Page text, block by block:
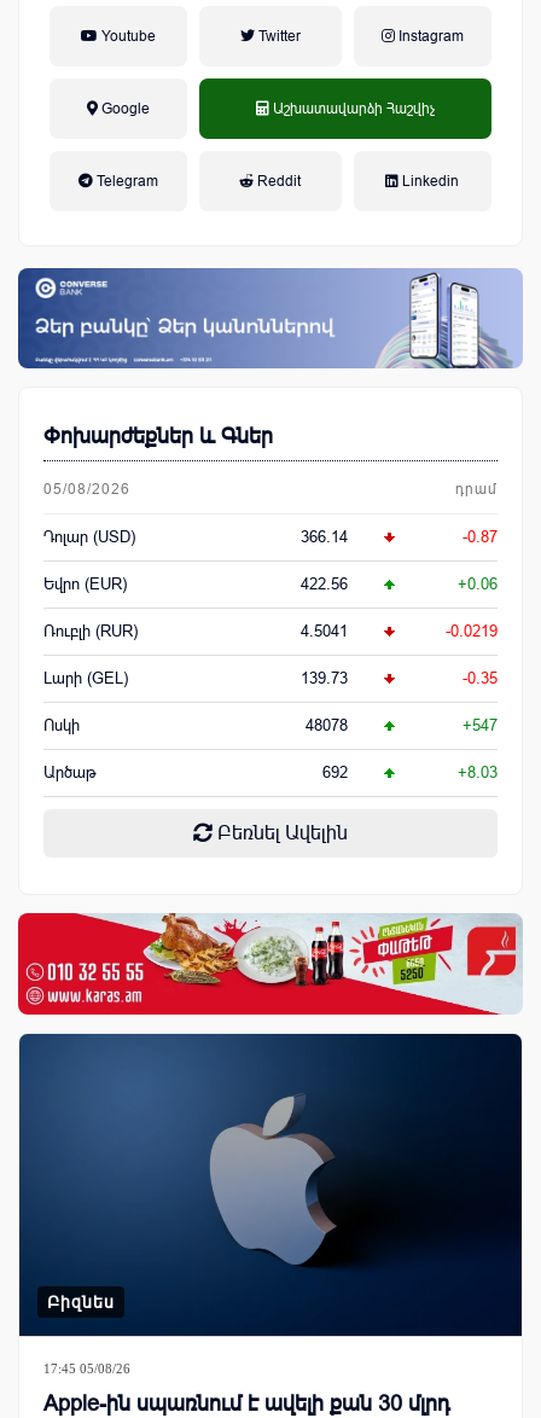
Youtube Twitter Instagram
Google Աշխատավարձի Հաշվիչ
Telegram Reddit Linkedin
Փոխարժեքներ և Գներ
05/08/2026 դրամ
Դոլար (USD) 366.14 -0.87
Եվրո (EUR) 422.56 +0.06
Ռուբլի (RUR) 4.5041 -0.0219
Լարի (GEL) 139.73 -0.35
Ոսկի 48078 +547
Արծաթ 692 +8.03
Բեռնել Ավելին
Բիզնես
17:45 05/08/26
Apple-ին սպառնում է ավելի քան 30 մլրդ